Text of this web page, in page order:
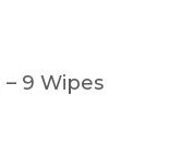
9 Wipes